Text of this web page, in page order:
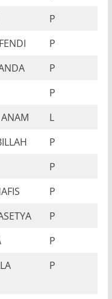
P
P
P
P
L
P
P
P
P
P
P